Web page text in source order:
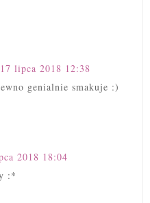
17 lipca 2018 12:38
genialnie smakuje :)
2018 18:04
:*